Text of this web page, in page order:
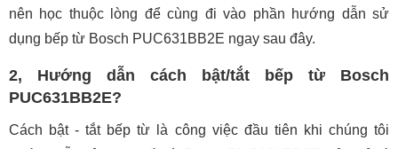
nên học thuộc lòng để cùng đi vào phần hướng dẫn sử
dụng bếp từ Bosch PUC631BB2E ngay sau đây.
2, Hướng dẫn cách bật/tắt bếp từ Bosch
PUC631BB2E?
Cách bật - tắt bếp từ là công việc đầu tiên khi chúng tôi